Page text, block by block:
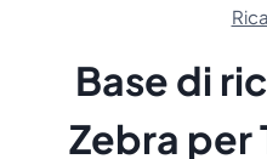
Base di
Zebra per